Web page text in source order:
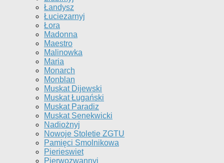
Łandysz
Łuciezarnyj
Łora
Madonna
Maestro
Malinowka
Maria
Monarch
Monblan
Muskat Dijewski
Muskat Ługański
Muskat Paradiz
Muskat Senekwicki
Nadiożnyj
Nowoje Stoletie ZGTU
Pamięci Smolnikowa
Pierieswiet
Pierwozwannyj